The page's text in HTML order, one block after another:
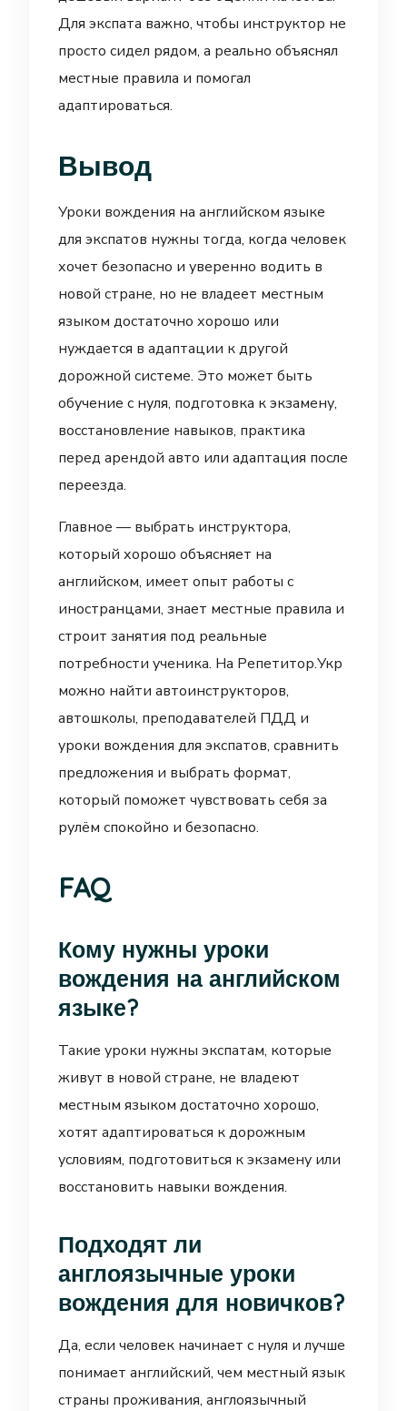
Для экспата важно, чтобы инструктор не
просто сидел рядом, а реально объяснял
местные правила и помогал
адаптироваться.
Вывод
Уроки вождения на английском языке
для экспатов нужны тогда, когда человек
хочет безопасно и уверенно водить в
новой стране, но не владеет местным
языком достаточно хорошо или
нуждается в адаптации к другой
дорожной системе. Это может быть
обучение с нуля, подготовка к экзамену,
восстановление навыков, практика
перед арендой авто или адаптация после
переезда.
Главное — выбрать инструктора,
который хорошо объясняет на
английском, имеет опыт работы с
иностранцами, знает местные правила и
строит занятия под реальные
потребности ученика. На Репетитор.Укр
можно найти автоинструкторов,
автошколы, преподавателей ПДД и
уроки вождения для экспатов, сравнить
предложения и выбрать формат,
который поможет чувствовать себя за
рулём спокойно и безопасно.
FAQ
Кому нужны уроки
вождения на английском
языке?
Такие уроки нужны экспатам, которые
живут в новой стране, не владеют
местным языком достаточно хорошо,
хотят адаптироваться к дорожным
условиям, подготовиться к экзамену или
восстановить навыки вождения.
Подходят ли
англоязычные уроки
вождения для новичков?
Да, если человек начинает с нуля и лучше
понимает английский, чем местный язык
страны проживания, англоязычный